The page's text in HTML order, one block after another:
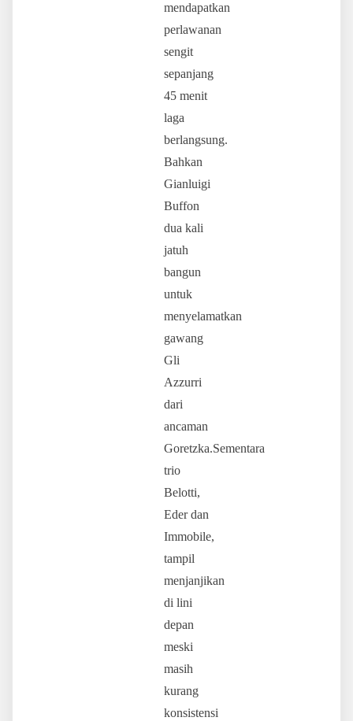
mendapatkan
perlawanan
sengit
sepanjang
45 menit
laga
berlangsung.
Bahkan
Gianluigi
Buffon
dua kali
jatuh
bangun
untuk
menyelamatkan
gawang
Gli
Azzurri
dari
ancaman
Goretzka.Sementara
trio
Belotti,
Eder dan
Immobile,
tampil
menjanjikan
di lini
depan
meski
masih
kurang
konsistensi